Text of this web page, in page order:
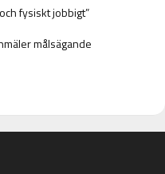
fysiskt jobbigt”
målsägande